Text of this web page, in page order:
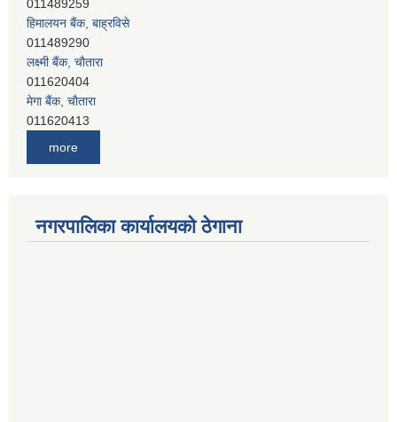
011489259
हिमालयन बैंक, बाह्रविसे
011489290
लक्ष्मी बैंक, चाैतारा
011620404
मेगा बैंक, चाैतारा
011620413
देव विकास बैंक, जलविरे
011403051
more
नगरपालिका कार्यालयको ठेगाना